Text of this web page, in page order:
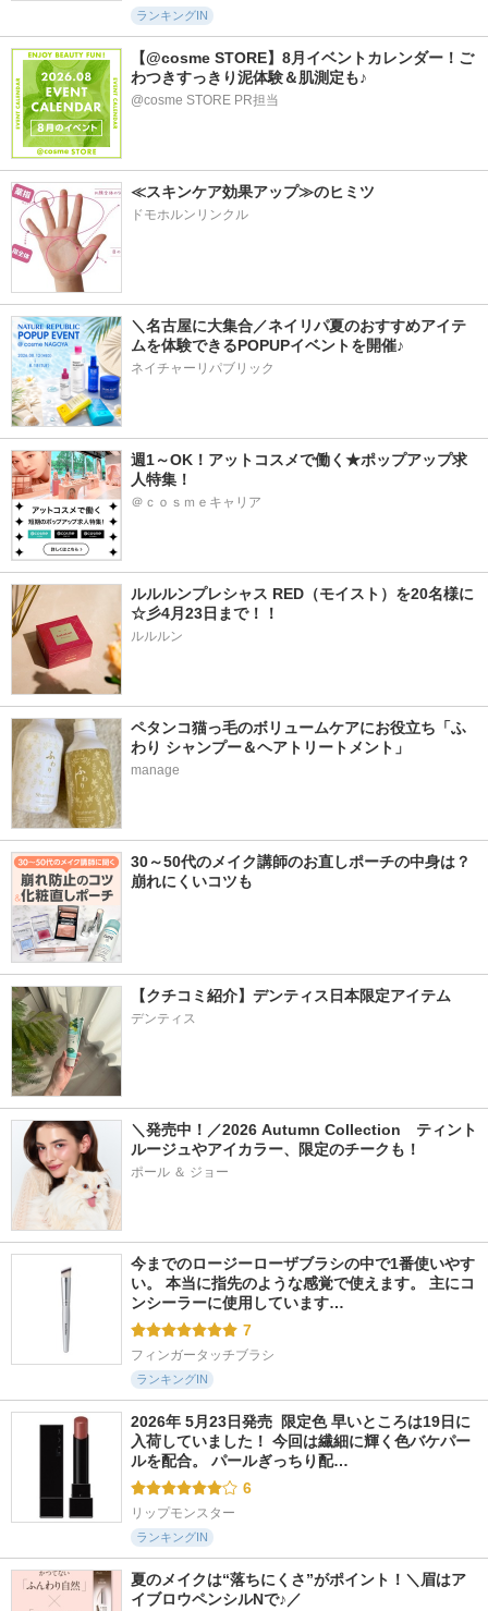
ランキングIN
【@cosme STORE】8月イベントカレンダー！ご
わつきすっきり泥体験＆肌測定も♪
@cosme STORE PR担当
≪スキンケア効果アップ≫のヒミツ
ドモホルンリンクル
＼名古屋に大集合／ネイリパ夏のおすすめアイテ
ムを体験できるPOPUPイベントを開催♪
ネイチャーリパブリック
週1～OK！アットコスメで働く★ポップアップ求
人特集！
＠ｃｏｓｍｅキャリア
ルルルンプレシャス RED（モイスト）を20名様に
☆彡4月23日まで！！
ルルルン
ペタンコ猫っ毛のボリュームケアにお役立ち「ふ
わり シャンプー＆ヘアトリートメント」
manage
30～50代のメイク講師のお直しポーチの中身は？
崩れにくいコツも
【クチコミ紹介】デンティス日本限定アイテム
デンティス
＼発売中！／2026 Autumn Collection　ティント
ルージュやアイカラー、限定のチークも！
ポール ＆ ジョー
今までのロージーローザブラシの中で1番使いやす
い。 本当に指先のような感覚で使えます。 主にコ
ンシーラーに使用しています…
7
フィンガータッチブラシ
ランキングIN
2026年 5月23日発売  限定色 早いところは19日に
入荷していました！ 今回は繊細に輝く色バケパー
ルを配合。 パールぎっちり配…
6
リップモンスター
ランキングIN
夏のメイクは“落ちにくさ”がポイント！＼眉はア
イブロウペンシルNで♪／